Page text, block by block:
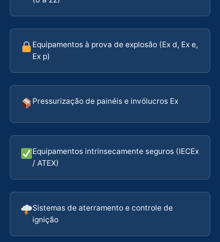
Equipamentos à prova de explosão (Ex d, Ex e,
Ex p)
Pressurização de painéis e invólucros Ex
Equipamentos intrinsecamente seguros (IECEx
/ ATEX)
Sistemas de aterramento e controle de
ignição